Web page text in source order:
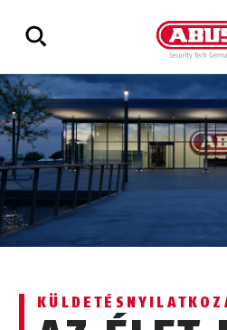
Összes
találat
mutatása